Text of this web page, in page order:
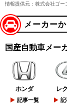
情報提供元：株式会社ゴー
メーカー
国産自動車メー
ホンダ
記事一覧
レ